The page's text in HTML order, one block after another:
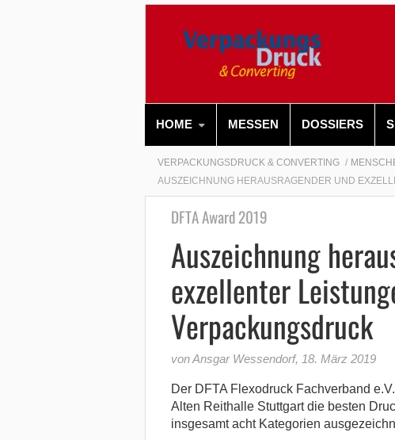
HOME MESSEN DOSSIERS
VERPACKUNGSDRUCK & CONVERTING
AUSZEICHNUNG HERAUSRAGENDER UND
DFTA Award 2019
Auszeichnung
exzellenter
Verpackungsdruck
von Ansgar Wessendorf, 18. März 2019
Der DFTA Flexodruck Fachverband
Alten Reithalle Stuttgart die besten
insgesamt acht Kategorien